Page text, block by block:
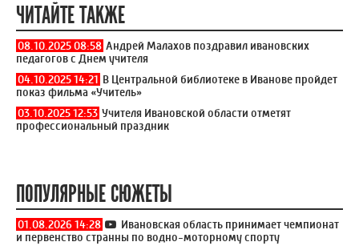
ЧИТАЙТЕ ТАКЖЕ
08.10.2025 08:58 Андрей Малахов поздравил ивановских
педагогов с Днем учителя
04.10.2025 14:21 В Центральной библиотеке в Иванове пройдет
показ фильма «Учитель»
03.10.2025 12:53 Учителя Ивановской области отметят
профессиональный праздник
ПОПУЛЯРНЫЕ СЮЖЕТЫ
01.08.2026 14:28
Ивановская область принимает чемпионат
и первенство странны по водно-моторному спорту